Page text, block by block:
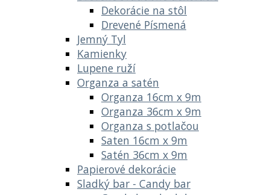
Dekorácie na stôl
Drevené Písmená
Jemný Tyl
Kamienky
Lupene ruží
Organza a satén
Organza 16cm x 9m
Organza 36cm x 9m
Organza s potlačou
Saten 16cm x 9m
Satén 36cm x 9m
Papierové dekorácie
Sladký bar - Candy bar